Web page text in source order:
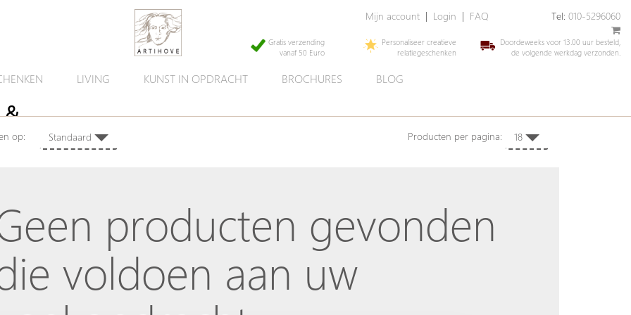
Mijn account Login FAQ Tel: 010-5296060
Gratis verzending
vanaf 50 Euro
Personaliseer creatieve
relatiegeschenken
Doordeweeks voor 13.00 uur besteld,
de volgende werkdag verzonden.
LIVING KUNST IN OPDRACHT BROCHURES BLOG
&
op: Standaard Producten per pagina: 18
producten gevonden
voldoen aan uw